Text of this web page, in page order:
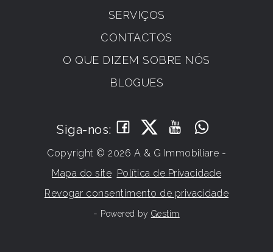
SERVIÇOS
CONTACTOS
O QUE DIZEM SOBRE NÓS
BLOGUES
Siga-nos:
Copyright © 2026 A & G Immobiliare -
Mapa do site Política de Privacidade
Revogar consentimento de privacidade
- Powered by Gestim